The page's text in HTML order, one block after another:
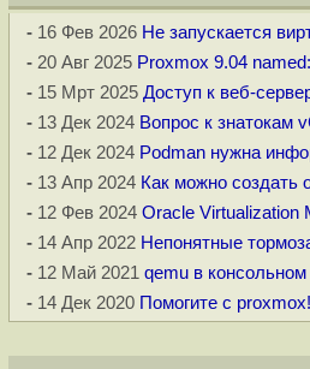
-16 Фев 2026 Не запускается
-20 Авг 2025 Proxmox 9.04
-15 Мрт 2025 Доступ к веб-
-13 Дек 2024 Вопрос к знатокам
-12 Дек 2024 Podman нужна
-13 Апр 2024 Как можно создать
-12 Фев 2024 Oracle Virtualization
-14 Апр 2022 Непонятные
-12 Май 2021 qemu в
-14 Дек 2020 Помогите с proxmox!